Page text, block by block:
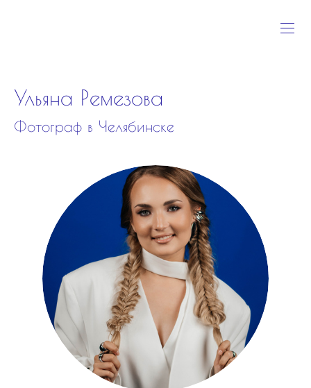
Ульяна Ремезова
Фотограф в Челябинске